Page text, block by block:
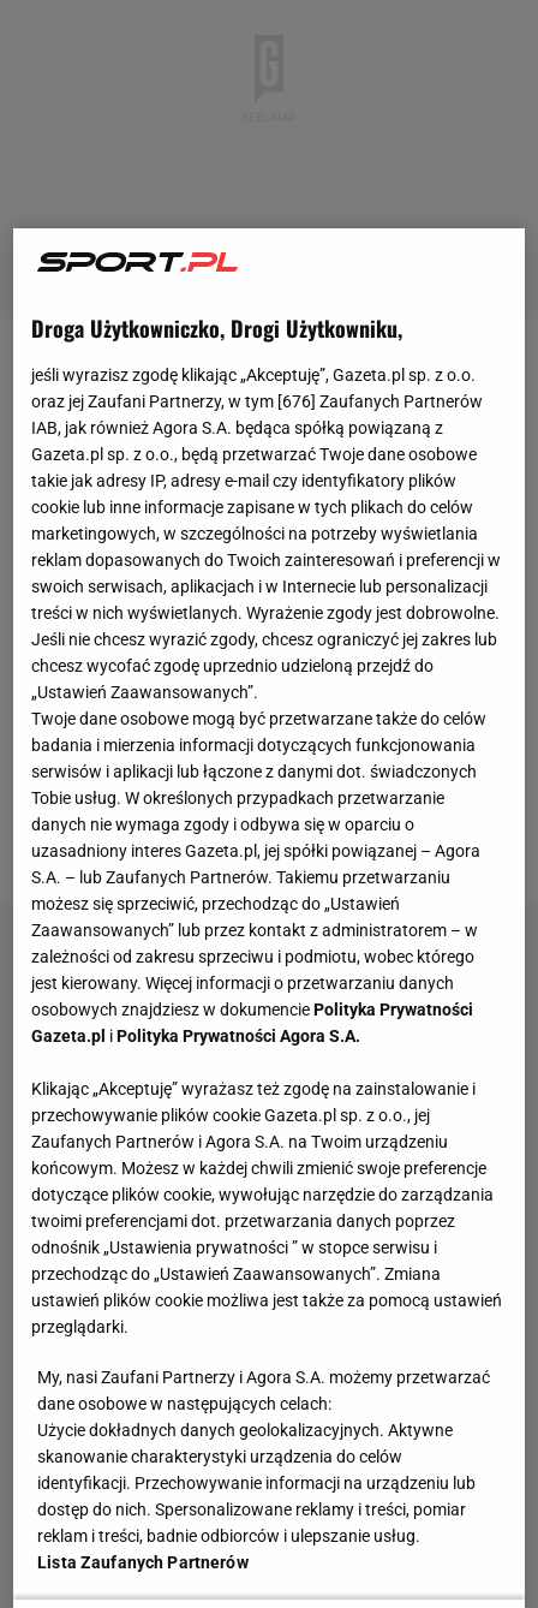
Gdyby nie bramkarz Motoru Lublin Łukasz Budziłek
RakówCzęstochowa zabiłby ten mecz już w
pierwszej połowie. Tak to lubelska drużyna wciąż
była przy życiu i mogła liczyć na szczęśliwą kontrę.
Lider ekstraklasy wrzucił po 60. minucie wyższy bieg
i dobił Motor, wygrywając w pełni zasłużenie 3:0.
Raków oddał aż 29 strzałów na bramkę. Trener
Marek Papszun przed meczem podkreślał
kilkukrotnie, że ważna w Pucharze Polski jest
koncentracja. Częstochowianie byli bardzo mocno
skoncentrowani, zdominowali Motor. Tak samo
powinni zdominować rywala w półfinale. Z całym
szacunkiem do ambitnego KKS-u Kalisz i
walecznego Górnika Łęczna, ale Raków jest poza ich
zasięgiem.
Droga Użytkowniczko, Drogi Użytkowniku,
jeśli wyrazisz zgodę klikając „Akceptuję”, Gazeta.pl sp. z o.o.
oraz jej Zaufani Partnerzy, w tym [676] Zaufanych Partnerów
IAB, jak również Agora S.A. będąca spółką powiązaną z
Gazeta.pl sp. z o.o., będą przetwarzać Twoje dane osobowe
takie jak adresy IP, adresy e-mail czy identyfikatory plików
cookie lub inne informacje zapisane w tych plikach do celów
marketingowych, w szczególności na potrzeby wyświetlania
reklam dopasowanych do Twoich zainteresowań i preferencji w
swoich serwisach, aplikacjach i w Internecie lub personalizacji
treści w nich wyświetlanych. Wyrażenie zgody jest dobrowolne.
Jeśli nie chcesz wyrazić zgody, chcesz ograniczyć jej zakres lub
chcesz wycofać zgodę uprzednio udzieloną przejdź do
„Ustawień Zaawansowanych”.
Twoje dane osobowe mogą być przetwarzane także do celów
badania i mierzenia informacji dotyczących funkcjonowania
serwisów i aplikacji lub łączone z danymi dot. świadczonych
Tobie usług. W określonych przypadkach przetwarzanie
danych nie wymaga zgody i odbywa się w oparciu o
uzasadniony interes Gazeta.pl, jej spółki powiązanej – Agora
S.A. – lub Zaufanych Partnerów. Takiemu przetwarzaniu
możesz się sprzeciwić, przechodząc do „Ustawień
Zaawansowanych” lub przez kontakt z administratorem – w
zależności od zakresu sprzeciwu i podmiotu, wobec którego
jest kierowany. Więcej informacji o przetwarzaniu danych
osobowych znajdziesz w dokumenciePolityka Prywatności
Gazeta.pl iPolityka Prywatności Agora S.A.
Klikając „Akceptuję” wyrażasz też zgodę na zainstalowanie i
przechowywanie plików cookie Gazeta.pl sp. z o.o., jej
Zaufanych Partnerów i Agora S.A. na Twoim urządzeniu
końcowym. Możesz w każdej chwili zmienić swoje preferencje
dotyczące plików cookie, wywołując narzędzie do zarządzania
twoimi preferencjami dot. przetwarzania danych poprzez
odnośnik „Ustawienia prywatności ” w stopce serwisu i
przechodząc do „Ustawień Zaawansowanych”. Zmiana
ustawień plików cookie możliwa jest także za pomocą ustawień
przeglądarki.
My, nasi Zaufani Partnerzy i Agora S.A. możemy przetwarzać
dane osobowe w następujących celach:
Użycie dokładnych danych geolokalizacyjnych. Aktywne
skanowanie charakterystyki urządzenia do celów
identyfikacji. Przechowywanie informacji na urządzeniu lub
dostęp do nich. Spersonalizowane reklamy i treści, pomiar
reklam i treści, badnie odbiorców i ulepszanie usług.
Lista Zaufanych Partnerów